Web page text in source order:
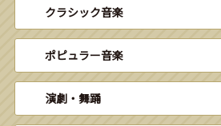
クラシック音楽
ポピュラー音楽
演劇・舞踊